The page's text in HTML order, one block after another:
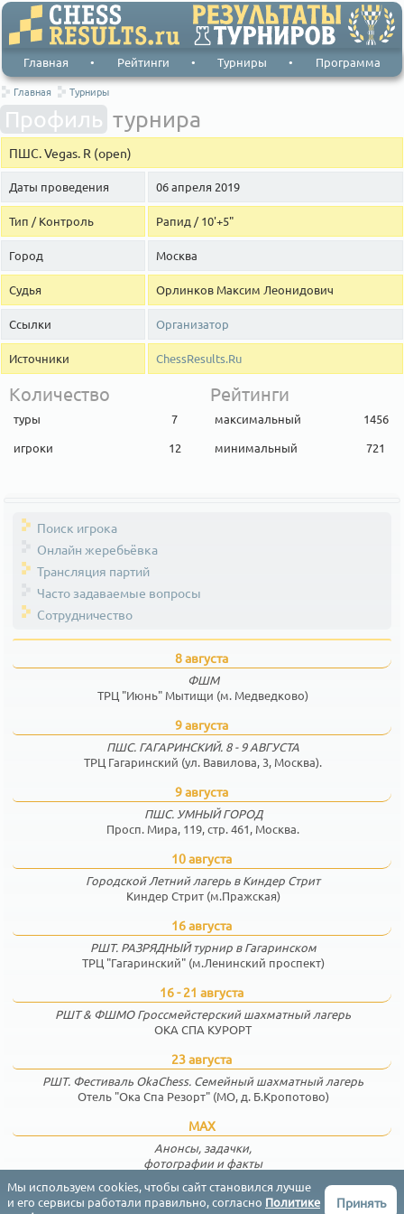
Главная • Рейтинги • Турниры • Программа
Главная Турниры
Профиль турнира
ПШС. Vegas. R (open)
Даты проведения 06 апреля 2019
Тип / Контроль Рапид / 10'+5"
Город Москва
Судья Орлинков Максим Леонидович
Ссылки Организатор
Источники ChessResults.Ru
Количество
туры
7
игроки
12
Рейтинги
максимальный
1456
минимальный
721
Поиск игрока
Онлайн жеребьёвка
Трансляция партий
Часто задаваемые вопросы
Сотрудничество
8 августа
ФШМ
ТРЦ "Июнь" Мытищи (м. Медведково)
9 августа
ПШС. ГАГАРИНСКИЙ. 8 - 9 АВГУСТА
ТРЦ Гагаринский (ул. Вавилова, 3, Москва).
9 августа
ПШС. УМНЫЙ ГОРОД
Просп. Мира, 119, стр. 461, Москва.
10 августа
Городской Летний лагерь в Киндер Стрит
Киндер Стрит (м.Пражская)
16 августа
РШТ. РАЗРЯДНЫЙ турнир в Гагаринском
ТРЦ "Гагаринский" (м.Ленинский проспект)
16 - 21 августа
РШТ & ФШМО Гроссмейстерский шахматный лагерь
ОКА СПА КУРОРТ
23 августа
РШТ. Фестиваль OkaChess. Семейный шахматный лагерь
Отель "Ока Спа Резорт" (МО, д. Б.Кропотово)
MAX
Анонсы, задачки,
фотографии и факты
Соглашение Конфиденциальность Контакты English
Мы используем cookies, чтобы сайт становился лучше
и его сервисы работали правильно, согласно Политике
Принять